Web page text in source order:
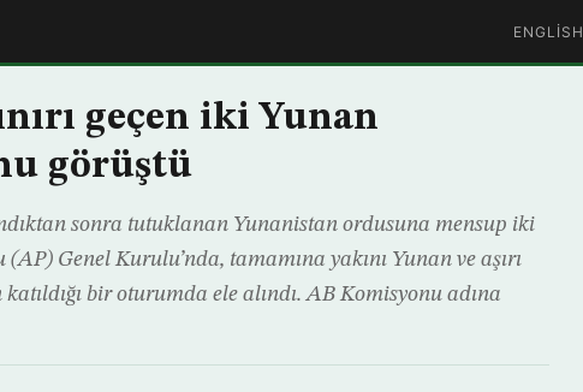
ENGLISH
geçen iki Yunan
görüştü
sonra tutuklanan Yunanistan ordusuna mensup iki
Genel Kurulu’nda, tamamına yakını Yunan ve aşırı
bir oturumda ele alındı. AB Komisyonu adına